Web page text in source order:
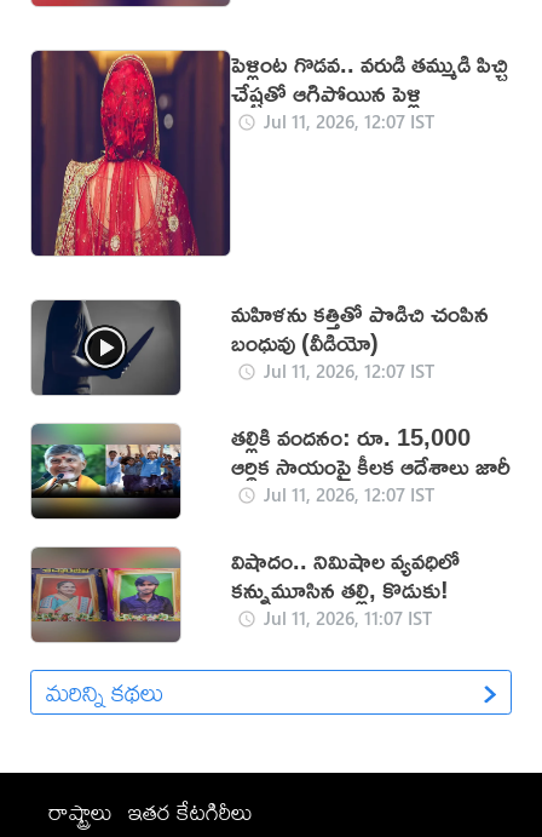
పెళ్లింట గొడవ.. వరుడి తమ్ముడి పిచ్చి
చేష్టతో ఆగిపోయిన పెళ్లి
Jul 11, 2026, 12:07 IST
మహిళను కత్తితో పొడిచి చంపిన
బంధువు (వీడియో)
Jul 11, 2026, 12:07 IST
తల్లికి వందనం: రూ. 15,000
ఆర్థిక సాయంపై కీలక ఆదేశాలు జారీ
Jul 11, 2026, 12:07 IST
విషాదం.. నిమిషాల వ్యవధిలో
కన్నుమూసిన తల్లి, కొడుకు!
Jul 11, 2026, 11:07 IST
మరిన్ని కథలు
రాష్ట్రాలు ఇతర కేటగిరీలు